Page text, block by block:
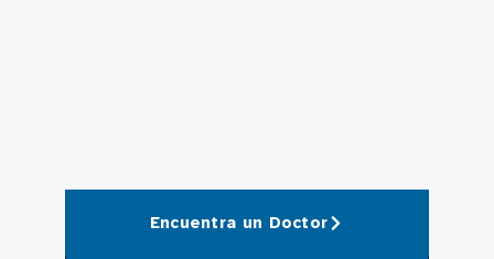
Encuentra un Doctor